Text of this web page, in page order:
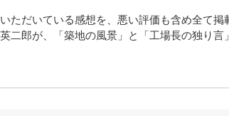
ただいている感想を、悪い評価も含め全て掲
二郎が、「築地の風景」と「工場長の独り言